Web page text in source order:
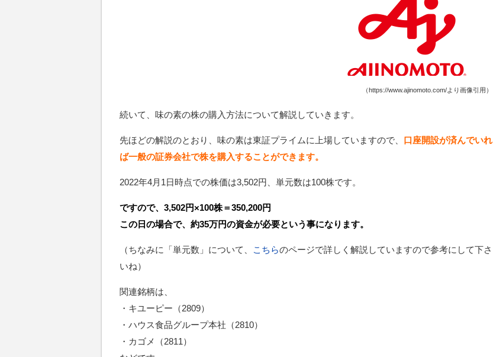
（https://www.ajinomoto.com/より画像引用）
続いて、味の素の株の購入方法について解説していきます。
先ほどの解説のとおり、味の素は東証プライムに上場していますので、 口座開設が済んでいれ
ば一般の証券会社で株を購入することができます。
2022年4月1日時点での株価は3,502円、単元数は100株です。
ですので、3,502円×100株＝350,200円
この日の場合で、約35万円の資金が必要という事になります。
（ちなみに「単元数」について、 こちらのページで詳しく解説していますので参考にして下さ
いね）
関連銘柄は、
・キユーピー（2809）
・ハウス食品グループ本社（2810）
・カゴメ（2811）